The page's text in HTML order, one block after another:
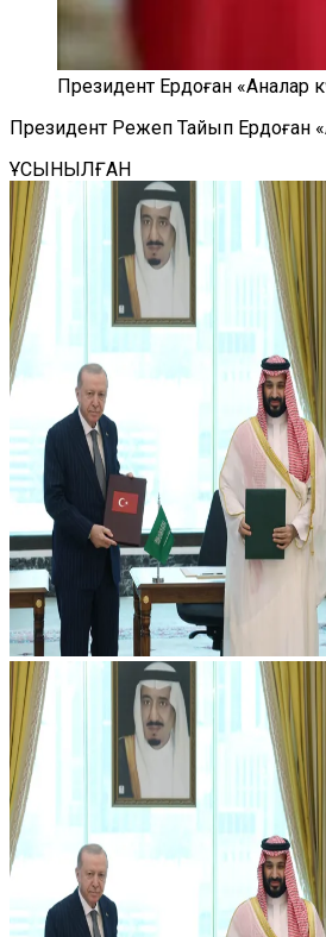
Президент Ердоған «Аналар
Президент Режеп Тайып Ердоған
ҰСЫНЫЛҒАН